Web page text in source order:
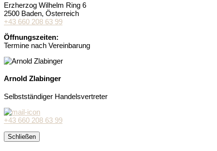
Erzherzog Wilhelm Ring 6
2500 Baden, Österreich
+43 660 208 63 99
Öffnungszeiten:
Termine nach Vereinbarung
Arnold Zlabinger
Selbstständiger Handelsvertreter
+43 660 208 63 99
Schließen